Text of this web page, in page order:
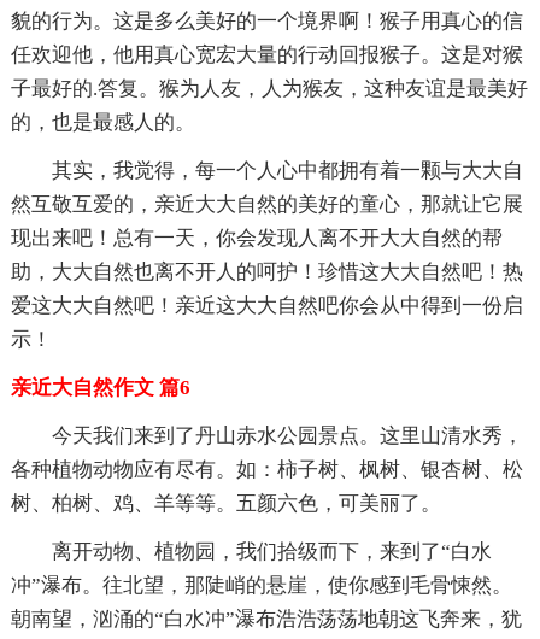
貌的行为。这是多么美好的一个境界啊！猴子用真心的信
任欢迎他，他用真心宽宏大量的行动回报猴子。这是对猴
子最好的.答复。猴为人友，人为猴友，这种友谊是最美好
的，也是最感人的。
其实，我觉得，每一个人心中都拥有着一颗与大大自
然互敬互爱的，亲近大大自然的美好的童心，那就让它展
现出来吧！总有一天，你会发现人离不开大大自然的帮
助，大大自然也离不开人的呵护！珍惜这大大自然吧！热
爱这大大自然吧！亲近这大大自然吧你会从中得到一份启
示！
亲近大自然作文 篇6
今天我们来到了丹山赤水公园景点。这里山清水秀，
各种植物动物应有尽有。如：柿子树、枫树、银杏树、松
树、柏树、鸡、羊等等。五颜六色，可美丽了。
离开动物、植物园，我们拾级而下，来到了“白水
冲”瀑布。往北望，那陡峭的悬崖，使你感到毛骨悚然。
朝南望，汹涌的“白水冲”瀑布浩浩荡荡地朝这飞奔来，犹